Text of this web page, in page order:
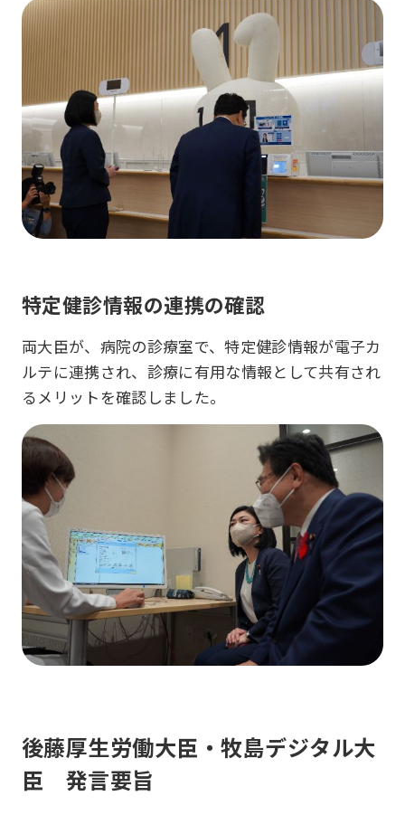
特定健診情報の連携の確認
両大臣が、病院の診療室で、特定健診情報が電子カ
ルテに連携され、診療に有用な情報として共有され
るメリットを確認しました。
後藤厚生労働大臣・牧島デジタル大
臣 発言要旨